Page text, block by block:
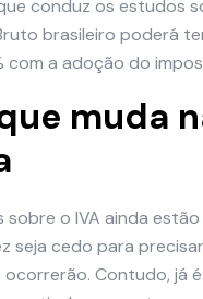
conduz os estudos
brasileiro poderá
com a adoção do
muda
o IVA ainda estão
seja cedo para
Contudo, já